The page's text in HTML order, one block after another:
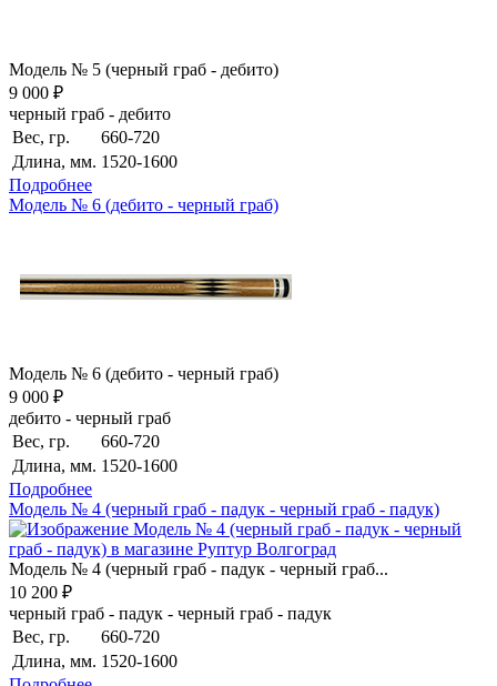
Модель № 5 (черный граб - дебито)
9 000 ₽
черный граб - дебито
Вес, гр.
660-720
Длина, мм. 1520-1600
Подробнее
Модель № 6 (дебито - черный граб)
Модель № 6 (дебито - черный граб)
9 000 ₽
дебито - черный граб
Вес, гр.
660-720
Длина, мм. 1520-1600
Подробнее
Модель № 4 (черный граб - падук - черный граб - падук)
Модель № 4 (черный граб - падук - черный граб...
10 200 ₽
черный граб - падук - черный граб - падук
Вес, гр.
660-720
Длина, мм. 1520-1600